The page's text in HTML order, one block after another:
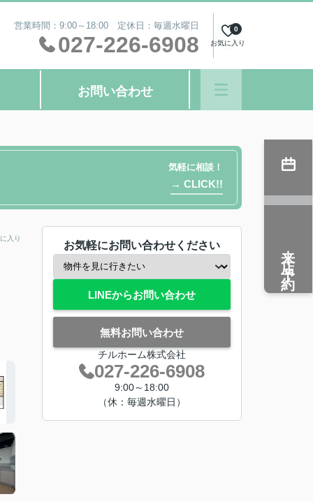
営業時間：9:00～18:00 定休日：毎週水曜日
027-226-6908 お気に入り
0
お問い合わせ
気軽に相談！
→ CLICK!!
入り
お気軽にお問い合わせください
LINEからお問い合わせ
無料お問い合わせ
チルホーム株式会社
027-226-6908
9:00～18:00
（休：毎週水曜日）
来店予約